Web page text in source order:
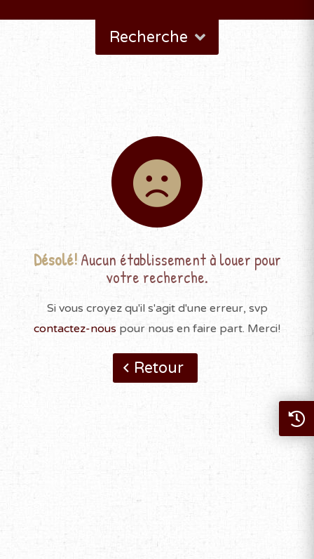
Recherche
Désolé!Aucun établissement à louer pour
votre recherche.
Si vous croyez qu'il s'agit d'une erreur, svp
contactez-nous pour nous en faire part. Merci!
Retour